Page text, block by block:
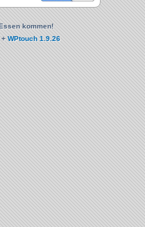
kommen!
+WPtouch 1.9.26